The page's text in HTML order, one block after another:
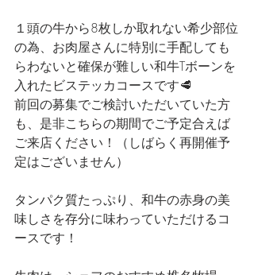
１頭の牛から8枚しか取れない希少部位
の為、お肉屋さんに特別に手配しても
らわないと確保が難しい和牛Tボーンを
入れたビステッカコースです🥩
前回の募集でご検討いただいていた方
も、是非こちらの期間でご予定合えば
ご来店ください！（しばらく再開催予
定はございません）
タンパク質たっぷり、和牛の赤身の美
味しさを存分に味わっていただけるコ
ースです！